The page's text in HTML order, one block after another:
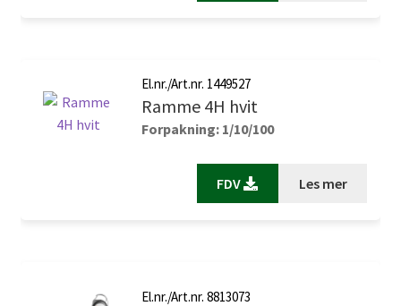
El.nr./Art.nr. 1449527
Ramme 4H hvit
Forpakning: 1/10/100
FDV Les mer
El.nr./Art.nr. 8813073